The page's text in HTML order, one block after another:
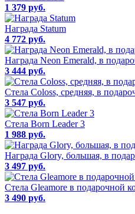
1 379 руб.
Награда Statum
4 772 руб.
Награда Neon Emerald, в
3 444 руб.
Стела Coloss, средняя, в
3 547 руб.
Cтела Born Leader 3
1 988 руб.
Награда Glory, большая, в
3 497 руб.
Стела Gleamore в подарочной
3 490 руб.